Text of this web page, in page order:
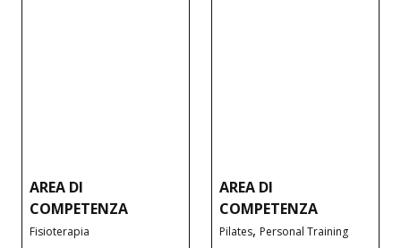
AREA DI
COMPETENZA
Fisioterapia
AREA DI
COMPETENZA
Pilates, Personal Training